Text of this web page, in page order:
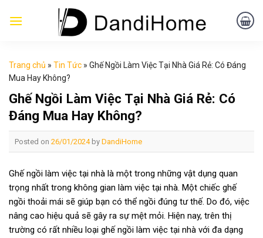
Trang chủ » Tin Tức » Ghế Ngồi Làm Việc Tại Nhà Giá Rẻ: Có Đáng
Mua Hay Không?
Ghế Ngồi Làm Việc Tại Nhà Giá Rẻ: Có
Đáng Mua Hay Không?
Posted on 26/01/2024by DandiHome
Ghế ngồi làm việc tại nhà là một trong những vật dụng quan
trọng nhất trong không gian làm việc tại nhà. Một chiếc ghế
ngồi thoải mái sẽ giúp bạn có thể ngồi đúng tư thế. Do đó, việc
nâng cao hiệu quả sẽ gây ra sự mệt mỏi. Hiện nay, trên thị
trường có rất nhiều loại ghế ngồi làm việc tại nhà với đa dạng